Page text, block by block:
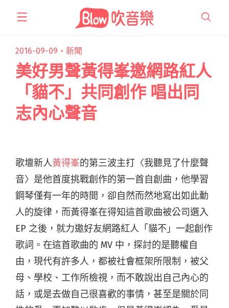
2016-09-09・ 新聞
美好男聲黃得峯邀網路紅人
「貓不」共同創作 唱出同
志內心聲音
歌壇新人黃得峯的第三波主打〈我聽見了什麼聲
音〉是他首度挑戰創作的第一首自創曲， 他學習
鋼琴僅有一年的時間，卻自然而然地寫出如此動
人的旋律， 而黃得峯在得知這首歌曲被公司選入
EP 之後，就力邀好友網路紅人「貓不」一起創作
歌詞。在這首歌曲的 MV 中，探討的是聽權自
由，現代有許多人，都被社會框架所限制， 被父
母、學校、工作所檢視，而不敢說出自己內心的
話， 或是去做自己很喜歡的事情，甚至是關於同